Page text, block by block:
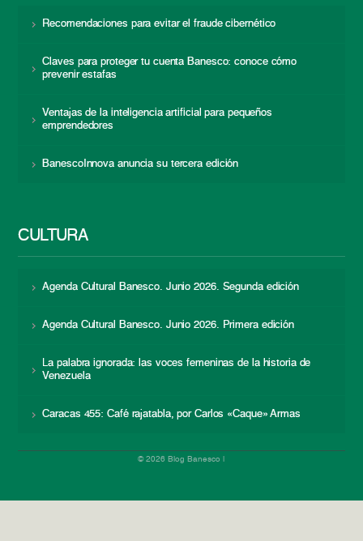
Recomendaciones para evitar el fraude cibernético
Claves para proteger tu cuenta Banesco: conoce cómo
prevenir estafas
Ventajas de la inteligencia artificial para pequeños
emprendedores
BanescoInnova anuncia su tercera edición
CULTURA
Agenda Cultural Banesco. Junio 2026. Segunda edición
Agenda Cultural Banesco. Junio 2026. Primera edición
La palabra ignorada: las voces femeninas de la historia de
Venezuela
Caracas 455: Café rajatabla, por Carlos «Caque» Armas
© 2026 Blog Banesco |